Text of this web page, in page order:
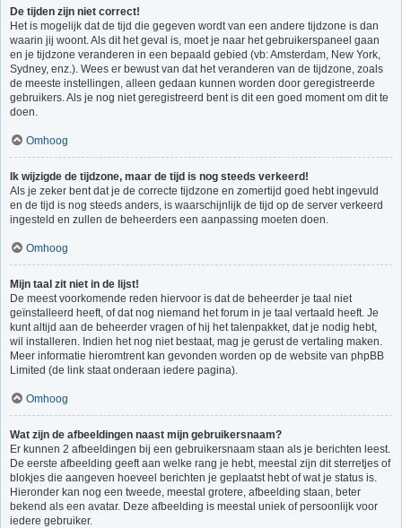
De tijden zijn niet correct!
Het is mogelijk dat de tijd die gegeven wordt van een andere tijdzone is dan
waarin jij woont. Als dit het geval is, moet je naar het gebruikerspaneel gaan
en je tijdzone veranderen in een bepaald gebied (vb: Amsterdam, New York,
Sydney, enz.). Wees er bewust van dat het veranderen van de tijdzone, zoals
de meeste instellingen, alleen gedaan kunnen worden door geregistreerde
gebruikers. Als je nog niet geregistreerd bent is dit een goed moment om dit te
doen.
Omhoog
Ik wijzigde de tijdzone, maar de tijd is nog steeds verkeerd!
Als je zeker bent dat je de correcte tijdzone en zomertijd goed hebt ingevuld
en de tijd is nog steeds anders, is waarschijnlijk de tijd op de server verkeerd
ingesteld en zullen de beheerders een aanpassing moeten doen.
Omhoog
Mijn taal zit niet in de lijst!
De meest voorkomende reden hiervoor is dat de beheerder je taal niet
geïnstalleerd heeft, of dat nog niemand het forum in je taal vertaald heeft. Je
kunt altijd aan de beheerder vragen of hij het talenpakket, dat je nodig hebt,
wil installeren. Indien het nog niet bestaat, mag je gerust de vertaling maken.
Meer informatie hieromtrent kan gevonden worden op de website van phpBB
Limited (de link staat onderaan iedere pagina).
Omhoog
Wat zijn de afbeeldingen naast mijn gebruikersnaam?
Er kunnen 2 afbeeldingen bij een gebruikersnaam staan als je berichten leest.
De eerste afbeelding geeft aan welke rang je hebt, meestal zijn dit sterretjes of
blokjes die aangeven hoeveel berichten je geplaatst hebt of wat je status is.
Hieronder kan nog een tweede, meestal grotere, afbeelding staan, beter
bekend als een avatar. Deze afbeelding is meestal uniek of persoonlijk voor
iedere gebruiker.